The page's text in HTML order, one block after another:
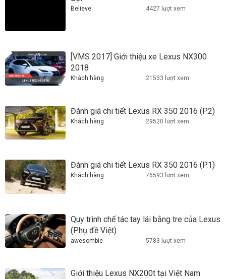
Believe 4427 lượt xem
[VMS 2017] Giới thiệu xe Lexus NX300
2018
Khách hàng 21533 lượt xem
Đánh giá chi tiết Lexus RX 350 2016 (P.2)
Khách hàng 29520 lượt xem
Đánh giá chi tiết Lexus RX 350 2016 (P.1)
Khách hàng 76593 lượt xem
Quy trình chế tác tay lái bằng tre của Lexus
(Phụ đề Việt)
awesombie 5783 lượt xem
Giới thiệu Lexus NX200t tại Việt Nam